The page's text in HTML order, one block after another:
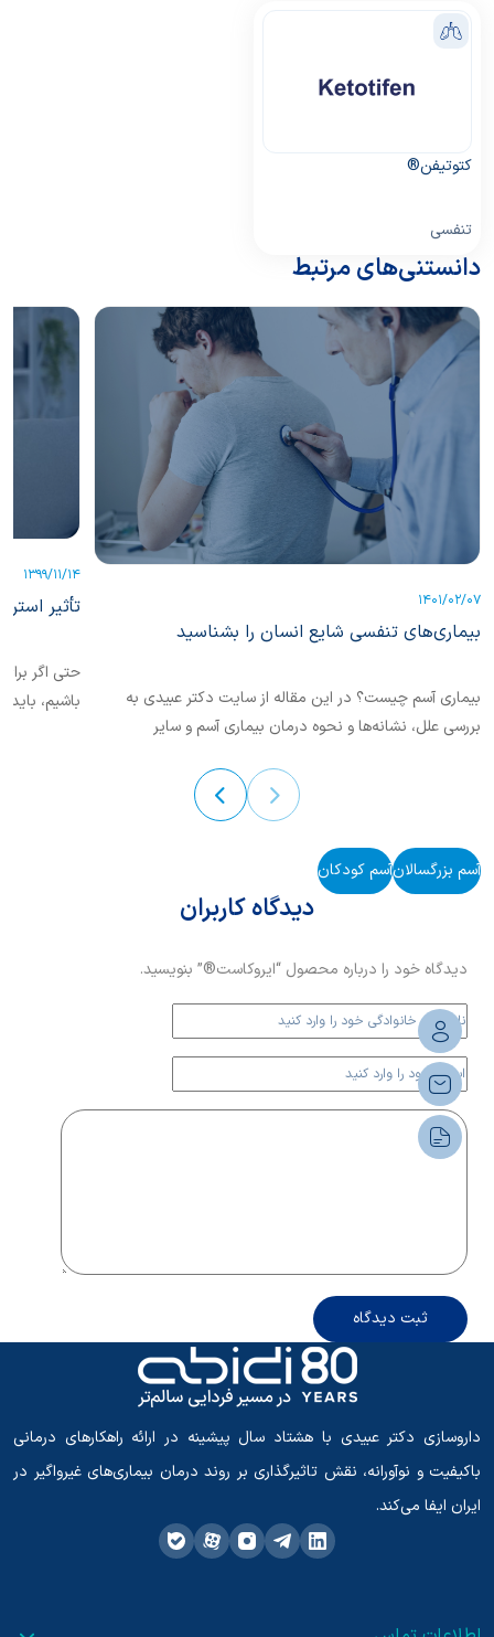
کتوتیفن®
تنفسی
دانستنی‌های مرتبط
1401/02/07
بیماری‌های تنفسی شایع انسان را بشناسید
بیماری آسم چیست؟ در این مقاله از سایت دکتر عبیدی‌ به
بررسی علل، نشانه‌ها و نحوه درمان بیماری آسم و سایر
1399/11/14
تأثیر
حتی اگر
باشیم،
آسم بزرگسالانآسم کودکان
دیدگاه کاربران
دیدگاه خود را درباره محصول “ایروکاست®” بنویسید.
ثبت دیدگاه
داروسازی دکتر عبیدی با هشتاد سال پیشینه در ارائه راهکارهای درمانی
باکیفیت و نوآورانه، نقش تاثیرگذاری بر روند درمان بیماری‌های غیرواگیر در
ایران ایفا می‌کند.